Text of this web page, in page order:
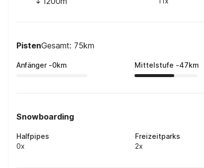
PistenGesamt: 75km
Anfänger -0km Mittelstufe -47km
Snowboarding
Halfpipes
0x
Freizeitparks
2x